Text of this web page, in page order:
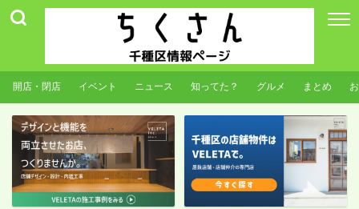
開店・閉店 イベント ニュース 知ってた？ グルメ まとめ